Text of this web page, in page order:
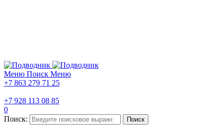
Меню Поиск Меню
+7 863 279 71 25
+7 928 113 08 85
0
Поиск:
Поиск